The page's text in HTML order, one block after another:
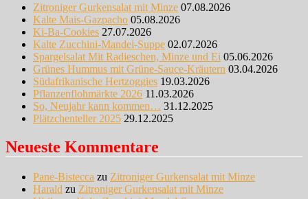
Zitroniger Gurkensalat mit Minze 07.08.2026
Kalte Mais-Gazpacho 05.08.2026
Ki-Ba-Cookies 27.07.2026
Kalte Zucchini-Mandel-Suppe 02.07.2026
Spargelsalat Mit Radieschen, Minze und Ei 05.06.2026
Grünes Hummus mit Grüne-Sauce-Kräutern 03.04.2026
Südafrikanische Hertzoggies 19.03.2026
Pflanzenflohmärkte 2026 11.03.2026
So, Neujahr kann kommen… 31.12.2025
Plätzchenteller 2025 29.12.2025
Neueste Kommentare
Pane-Bistecca zu Zitroniger Gurkensalat mit Minze
Harald zu Zitroniger Gurkensalat mit Minze